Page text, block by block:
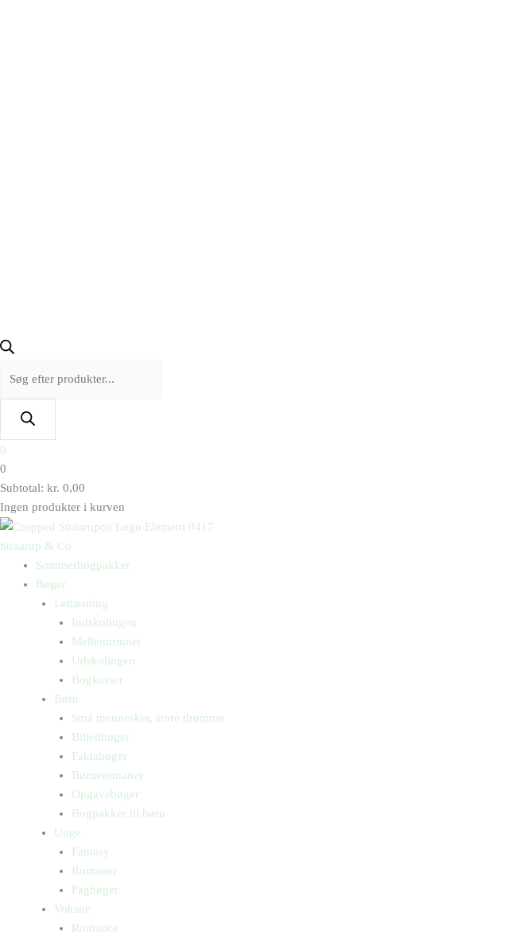
0
0
Subtotal: kr. 0,00
Ingen produkter i kurven
Straarup & Co
Sommerbogpakker
Bøger
Letlæsning
Indskolingen
Mellemtrinnet
Udskolingen
Bogkasser
Børn
Små mennesker, store drømme
Billedbøger
Faktabøger
Børneromaner
Opgavebøger
Bogpakker til børn
Unge
Fantasy
Romaner
Fagbøger
Voksne
Romance